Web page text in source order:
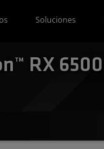
Soluciones
RX